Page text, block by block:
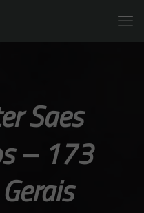
Saes
– 173